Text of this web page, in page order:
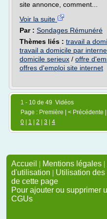
site annonce, comment...
Voir la suite
Par : Sondages Rémunéré
Thèmes liés : travail a
travail a domicile par
domicile serieux / offre
offres d'emploi site internet
1 - 10 de 49 Vidéos
Page : Première | < Précédente |
0
1 2 3 4
Accueil | Mentions légales |
d'utilisation | Utilisation des
de cette page
Pour ajouter ou supprimer
CGUs